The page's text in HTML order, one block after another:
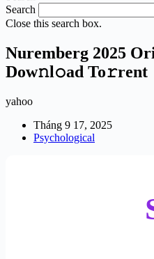
Search
Close this search box.
Nuremberg 2025
Dow𝚗l𝚘ad To𝚛rent
yahoo
Tháng 9 17, 2025
Psychological